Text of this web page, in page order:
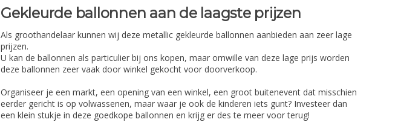
Gekleurde ballonnen aan de laagste prijzen
Als groothandelaar kunnen wij deze metallic gekleurde ballonnen aanbieden aan zeer lage
prijzen.
U kan de ballonnen als particulier bij ons kopen, maar omwille van deze lage prijs worden
deze ballonnen zeer vaak door winkel gekocht voor doorverkoop.
Organiseer je een markt, een opening van een winkel, een groot buitenevent dat misschien
eerder gericht is op volwassenen, maar waar je ook de kinderen iets gunt? Investeer dan
een klein stukje in deze goedkope ballonnen en krijg er des te meer voor terug!